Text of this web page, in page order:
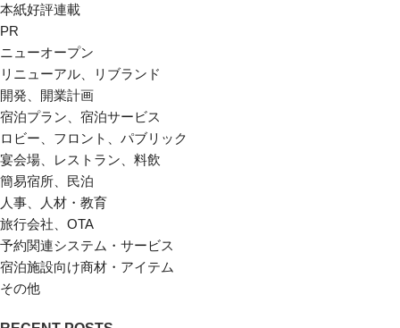
本紙好評連載
PR
ニューオープン
リニューアル、リブランド
開発、開業計画
宿泊プラン、宿泊サービス
ロビー、フロント、パブリック
宴会場、レストラン、料飲
簡易宿所、民泊
人事、人材・教育
旅行会社、OTA
予約関連システム・サービス
宿泊施設向け商材・アイテム
その他